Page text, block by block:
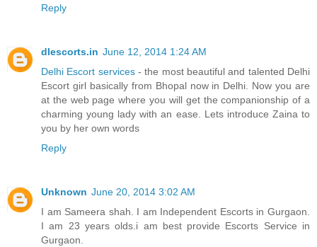
Reply
dlescorts.in June 12, 2014 1:24 AM
Delhi Escort services- the most beautiful and talented Delhi
Escort girl basically from Bhopal now in Delhi. Now you are
at the web page where you will get the companionship of a
charming young lady with an ease. Lets introduce Zaina to
you by her own words
Reply
Unknown June 20, 2014 3:02 AM
I am Sameera shah. I am Independent Escorts in Gurgaon.
I am 23 years olds.i am best provide Escorts Service in
Gurgaon.